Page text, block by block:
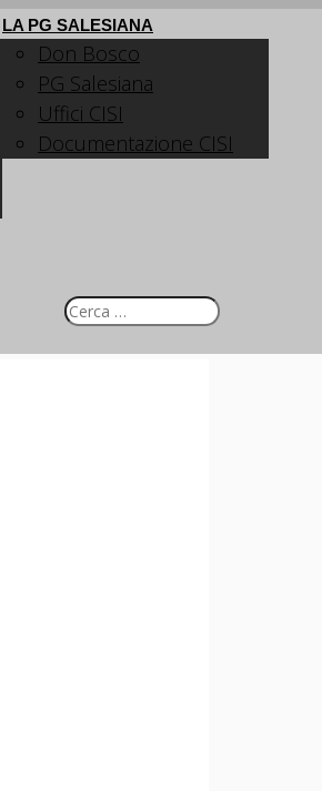
LA PG SALESIANA
Don Bosco
PG Salesiana
Uffici CISI
Documentazione CISI